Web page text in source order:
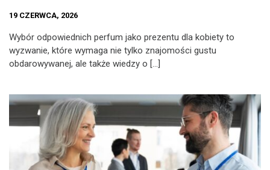
19 CZERWCA, 2026
Wybór odpowiednich perfum jako prezentu dla kobiety to
wyzwanie, które wymaga nie tylko znajomości gustu
obdarowywanej, ale także wiedzy o […]